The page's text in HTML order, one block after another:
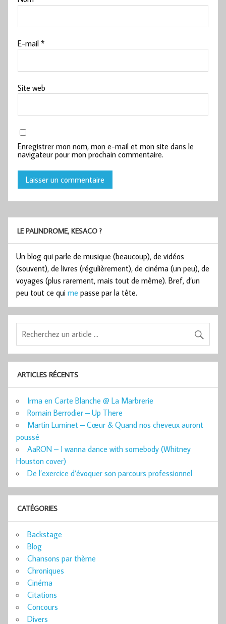
E-mail*
Site web
Enregistrer mon nom, mon e-mail et mon site dans le
navigateur pour mon prochain commentaire.
LE PALINDROME, KESACO ?
Un blog qui parle de musique (beaucoup), de vidéos
(souvent), de livres (régulièrement), de cinéma (un peu), de
voyages (plus rarement, mais tout de même). Bref, d’un
peu tout ce qui me passe par la tête.
ARTICLES RÉCENTS
Irma en Carte Blanche @ La Marbrerie
Romain Berrodier – Up There
Martin Luminet – Cœur & Quand nos cheveux auront
poussé
AaRON – I wanna dance with somebody (Whitney
Houston cover)
De l’exercice d’évoquer son parcours professionnel
CATÉGORIES
Backstage
Blog
Chansons par thème
Chroniques
Cinéma
Citations
Concours
Divers